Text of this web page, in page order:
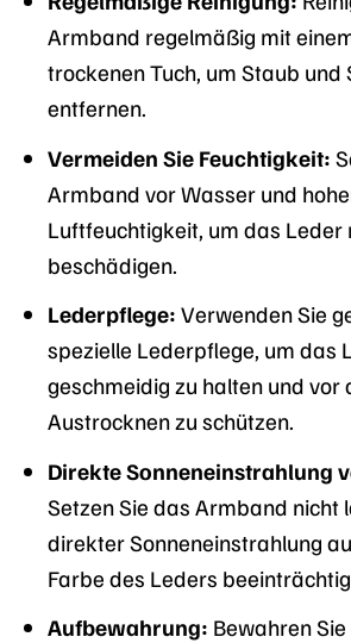
Armband regelmäßig mit
trockenen Tuch, um Staub und
entfernen.
Vermeiden Sie Feuchtigkeit:
Armband vor Wasser und
Luftfeuchtigkeit, um das Leder
beschädigen.
Lederpflege: Verwenden Sie
spezielle Lederpflege, um das
geschmeidig zu halten und vor
Austrocknen zu schützen.
Direkte Sonneneinstrahlung
Setzen Sie das Armband nicht
direkter Sonneneinstrahlung
Farbe des Leders
Aufbewahrung: Bewahren